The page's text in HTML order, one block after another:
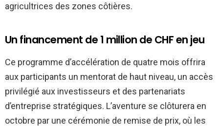
agricultrices des zones côtières.
Un financement de 1 million de CHF en jeu
Ce programme d’accélération de quatre mois offrira
aux participants un mentorat de haut niveau, un accès
privilégié aux investisseurs et des partenariats
d’entreprise stratégiques. L’aventure se clôturera en
octobre par une cérémonie de remise de prix, où les